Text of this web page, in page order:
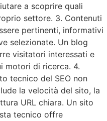
a scoprire quali
settore. 3. Contenuti
pertinenti, informativi
selezionate. Un blog
visitatori interessati e
motori di ricerca. 4.
tecnico del SEO non
la velocità del sito, la
URL chiara. Un sito
tecnico offre